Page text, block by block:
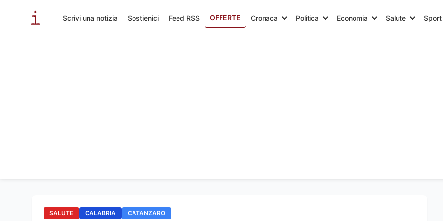
Scrivi una notizia Sostienici Feed RSS OFFERTE Cronaca Politica Economia Salute Sport
SALUTE CALABRIA CATANZARO